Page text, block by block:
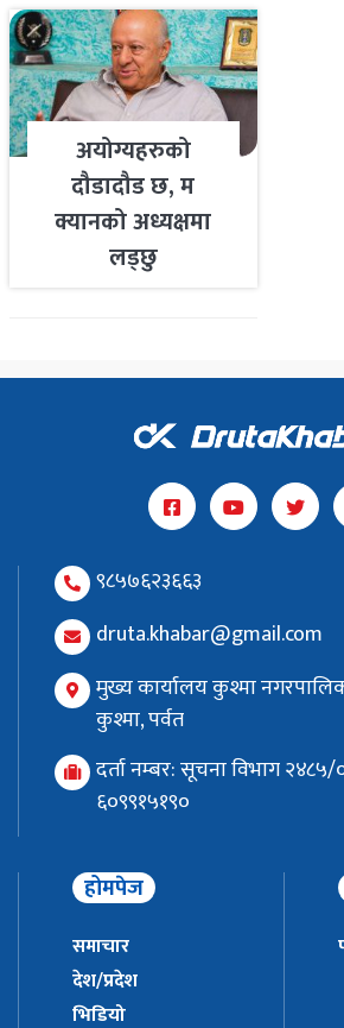
अयोग्यहरुको
दौडादौड छ, म
क्यानको अध्यक्षमा
लड्छु
९८५७६२३६६३
druta.khabar@gmail.com
मुख्य कार्यालय कुश्मा
कुश्मा, पर्वत
दर्ता नम्बर: सूचना विभाग
६०९९१५१९०
होमपेज
समाचार
देश/प्रदेश
भिडियो